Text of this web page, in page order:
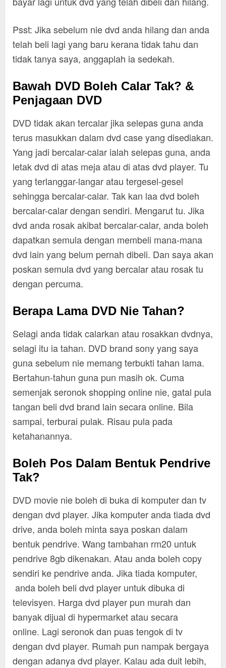
Psst: Jika sebelum nie dvd anda hilang dan anda
telah beli lagi yang baru kerana tidak tahu dan
tidak tanya saya, anggaplah ia sedekah.
Bawah DVD Boleh Calar Tak? &
Penjagaan DVD
DVD tidak akan tercalar jika selepas guna anda
terus masukkan dalam dvd case yang disediakan.
Yang jadi bercalar-calar ialah selepas guna, anda
letak dvd di atas meja atau di atas dvd player. Tu
yang terlanggar-langar atau tergesel-gesel
sehingga bercalar-calar. Tak kan laa dvd boleh
bercalar-calar dengan sendiri. Mengarut tu. Jika
dvd anda rosak akibat bercalar-calar, anda boleh
dapatkan semula dengan membeli mana-mana
dvd lain yang belum pernah dibeli. Dan saya akan
poskan semula dvd yang bercalar atau rosak tu
dengan percuma.
Berapa Lama DVD Nie Tahan?
Selagi anda tidak calarkan atau rosakkan dvdnya,
selagi itu ia tahan. DVD brand sony yang saya
guna sebelum nie memang terbukti tahan lama.
Bertahun-tahun guna pun masih ok. Cuma
semenjak seronok shopping online nie, gatal pula
tangan beli dvd brand lain secara online. Bila
sampai, terburai pulak. Risau pula pada
ketahanannya.
Boleh Pos Dalam Bentuk Pendrive
Tak?
DVD movie nie boleh di buka di komputer dan tv
dengan dvd player. Jika komputer anda tiada dvd
drive, anda boleh minta saya poskan dalam
bentuk pendrive. Wang tambahan rm20 untuk
pendrive 8gb dikenakan. Atau anda boleh copy
sendiri ke pendrive anda. Jika tiada komputer,
anda boleh beli dvd player untuk dibuka di
televisyen. Harga dvd player pun murah dan
banyak dijual di hypermarket atau secara
online. Lagi seronok dan puas tengok di tv
dengan dvd player. Rumah pun nampak bergaya
dengan adanya dvd player. Kalau ada duit lebih,